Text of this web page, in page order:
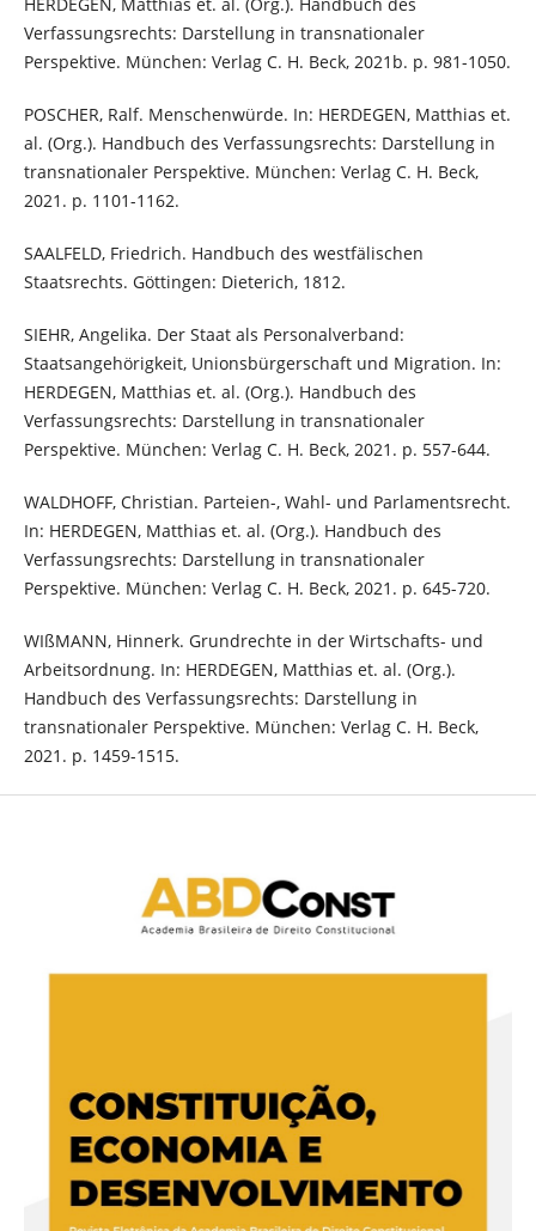
Verfassungsrechts: Darstellung in transnationaler
Perspektive. München: Verlag C. H. Beck, 2021b. p. 981-1050.
POSCHER, Ralf. Menschenwürde. In: HERDEGEN, Matthias et.
al. (Org.). Handbuch des Verfassungsrechts: Darstellung in
transnationaler Perspektive. München: Verlag C. H. Beck,
2021. p. 1101-1162.
SAALFELD, Friedrich. Handbuch des westfälischen
Staatsrechts. Göttingen: Dieterich, 1812.
SIEHR, Angelika. Der Staat als Personalverband:
Staatsangehörigkeit, Unionsbürgerschaft und Migration. In:
HERDEGEN, Matthias et. al. (Org.). Handbuch des
Verfassungsrechts: Darstellung in transnationaler
Perspektive. München: Verlag C. H. Beck, 2021. p. 557-644.
WALDHOFF, Christian. Parteien-, Wahl- und Parlamentsrecht.
In: HERDEGEN, Matthias et. al. (Org.). Handbuch des
Verfassungsrechts: Darstellung in transnationaler
Perspektive. München: Verlag C. H. Beck, 2021. p. 645-720.
WIßMANN, Hinnerk. Grundrechte in der Wirtschafts- und
Arbeitsordnung. In: HERDEGEN, Matthias et. al. (Org.).
Handbuch des Verfassungsrechts: Darstellung in
transnationaler Perspektive. München: Verlag C. H. Beck,
2021. p. 1459-1515.